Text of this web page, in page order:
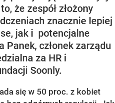
że zespół złożony
znacznie lepiej
jak i potencjalne
członek zarządu
za HR i
Soonly.
się w 50 proc. z kobiet